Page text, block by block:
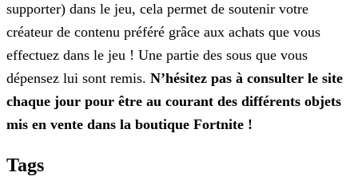
supporter) dans le jeu, cela permet de soutenir votre
créateur de contenu préféré grâce aux achats que vous
effectuez dans le jeu ! Une partie des sous que vous
dépensez lui sont remis. N’hésitez pas à consulter le site
chaque jour pour être au courant des différents objets
mis en vente dans la boutique Fortnite !
Tags